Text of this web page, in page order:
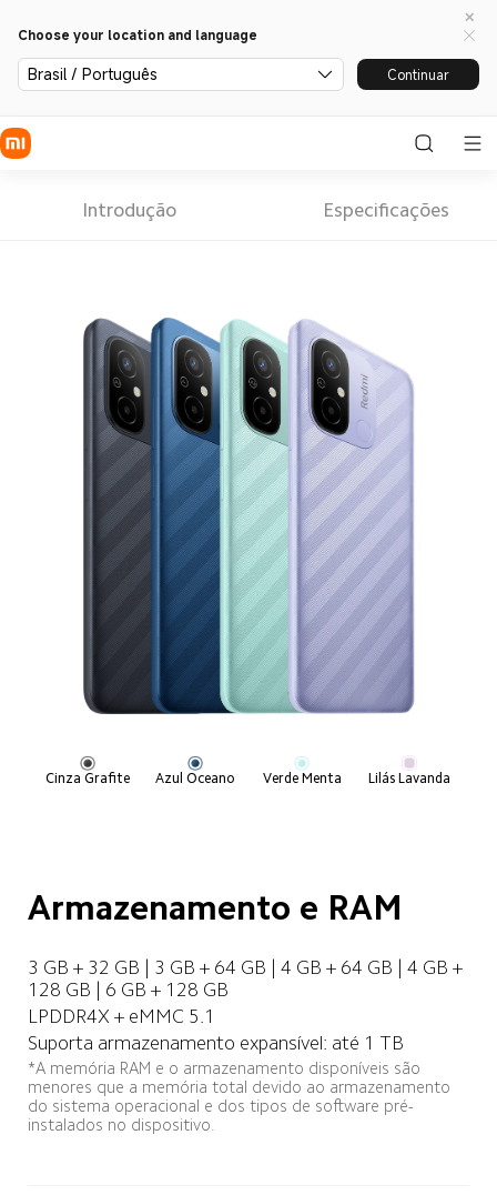
Choose your location and language
Brasil / Português Continuar
Introdução Especificações
Cinza Grafite Azul Oceano Verde Menta Lilás Lavanda
Armazenamento e RAM
3 GB + 32 GB | 3 GB + 64 GB | 4 GB + 64 GB | 4 GB +
128 GB | 6 GB + 128 GB
LPDDR4X + eMMC 5.1
Suporta armazenamento expansível: até 1 TB
*A memória RAM e o armazenamento disponíveis são
menores que a memória total devido ao armazenamento
do sistema operacional e dos tipos de software pré-
instalados no dispositivo.